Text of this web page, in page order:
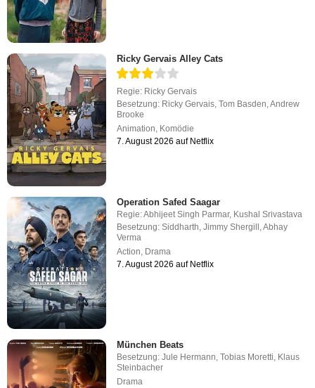
Ricky Gervais Alley Cats
Regie: Ricky Gervais
Besetzung: Ricky Gervais,Tom Basden,Andrew
Brooke
Animation, Komödie
7. August 2026 auf Netflix
Operation Safed Saagar
Regie:Abhijeet Singh Parmar, Kushal Srivastava
Besetzung:Siddharth ,Jimmy Shergill ,Abhay
Verma
Action Drama
7. August 2026 auf Netflix
München Beats
Besetzung:Jule Hermann,Tobias Moretti, Klaus
Steinbacher
Drama